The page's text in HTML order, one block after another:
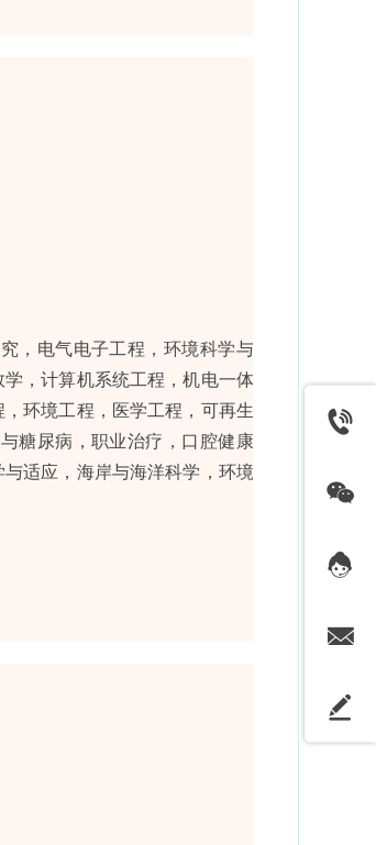
，电气电子工程，环境科学与管
，计算机系统工程，机电一体化
环境工程，医学工程，可再生能
糖尿病，职业治疗，口腔健康治
适应，海岸与海洋科学，环境科